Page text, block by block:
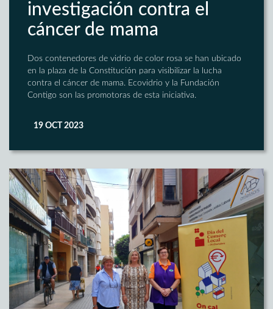
investigación contra el
cáncer de mama
Dos contenedores de vidrio de color rosa se han ubicado
en la plaza de la Constitución para visibilizar la lucha
contra el cáncer de mama. Ecovidrio y la Fundación
Contigo son las promotoras de esta iniciativa.
19 OCT 2023